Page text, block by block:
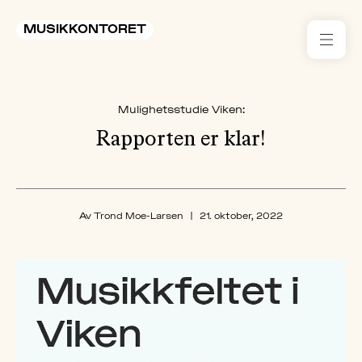
MUSIKKONTORET
Mulighetsstudie Viken:
Rapporten er klar!
Av Trond Moe-Larsen 21. oktober, 2022